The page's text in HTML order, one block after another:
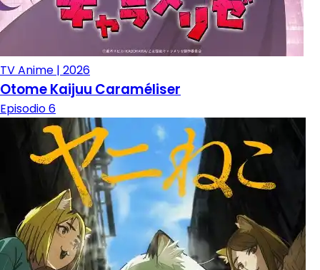
TV Anime | 2026
Otome Kaijuu Caraméliser
Episodio 6